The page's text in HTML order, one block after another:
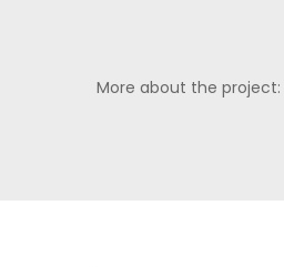
More about the project: